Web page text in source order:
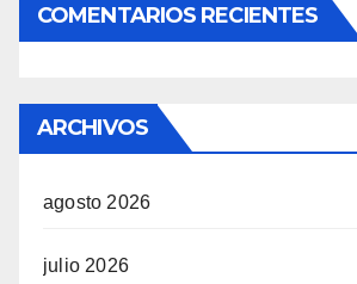
COMENTARIOS RECIENTES
ARCHIVOS
agosto 2026
julio 2026